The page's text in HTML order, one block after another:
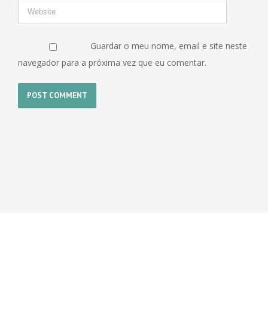
Guardar o meu nome, email e site neste
navegador para a próxima vez que eu comentar.